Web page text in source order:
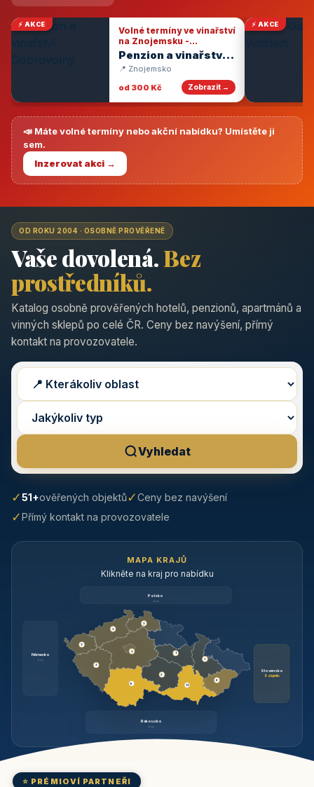
⚡ AKCE
Volné termíny ve vinařství
na Znojemsku -
degustace vín
Penzion a vinařství
Dobrovolný
📍 Znojemsko
od 300 Kč
Zobrazit →
⚡ AKCE
📣 Máte volné termíny nebo akční nabídku? Umístěte ji
sem.
Inzerovat akci →
OD ROKU 2004 · OSOBNĚ PROVĚŘENÉ
Vaše dovolená.Bez
prostředníků.
Katalog osobně prověřených hotelů, penzionů, apartmánů a
vinných sklepů po celé ČR. Ceny bez navýšení, přímý
kontakt na provozovatele.
Vyhledat
✓51+ověřených objektů✓Ceny bez navýšení
✓Přímý kontakt na provozovatele
MAPA KRAJŮ
Klikněte na kraj pro nabídku
Polsko
brzy
Německo
brzy
Slovensko
6 objektů
Rakousko
brzy
3
9
3
3
3
3
1
2
11
1
6
⭐ PRÉMIOVÍ PARTNEŘI